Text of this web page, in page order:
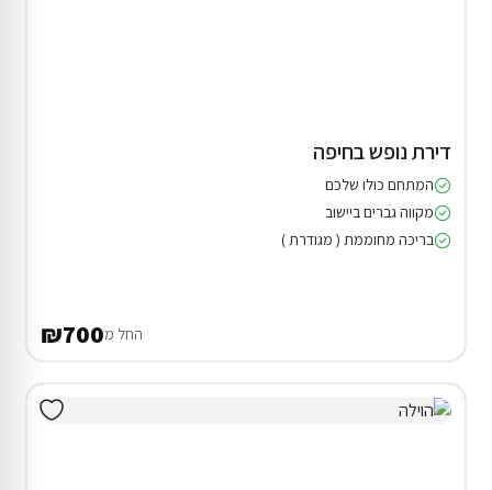
דירת נופש בחיפה
המתחם כולו שלכם
מקווה גברים ביישוב
בריכה מחוממת ( מגודרת )
החל מ₪700